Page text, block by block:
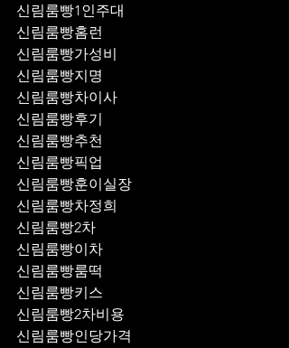
신림룸빵1인주대
신림룸빵홈런
신림룸빵가성비
신림룸빵지명
신림룸빵차이사
신림룸빵후기
신림룸빵추천
신림룸빵훈이실장
신림룸빵차정희
신림룸빵2차
신림룸빵이차
신림룸빵룸떡
신림룸빵키스
신림룸빵2차비용
신림룸빵인당가격